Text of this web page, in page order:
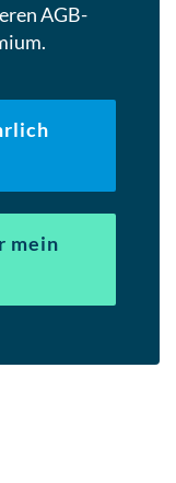
AGB-
mein